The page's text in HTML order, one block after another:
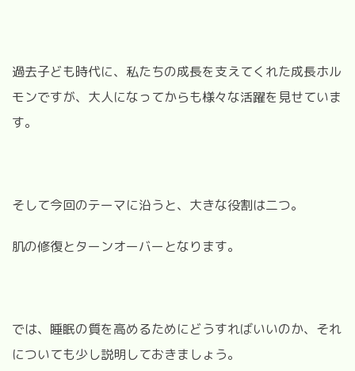
過去子ども時代に、私たちの成長を支えてくれた成長ホル
モンですが、大人になってからも様々な活躍を見せていま
す。
そして今回のテーマに沿うと、大きな役割は二つ。
肌の修復とターンオーバーとなります。
では、睡眠の質を高めるためにどうすればいいのか、それ
についても少し説明しておきましょう。